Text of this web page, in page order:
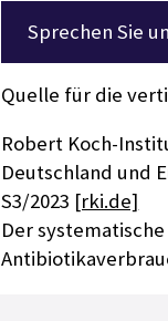
Sprechen Sie
Quelle für die
Robert Koch-
Deutschland und
S3/2023 [rki.de]
Der